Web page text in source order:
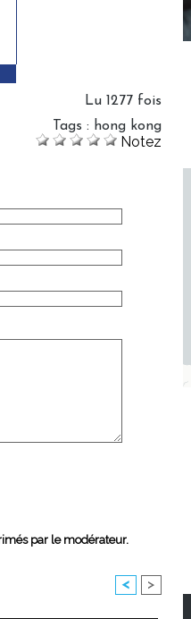
Lu 1277 fois
Tags : hong kong
Notez
par le modérateur.
< >